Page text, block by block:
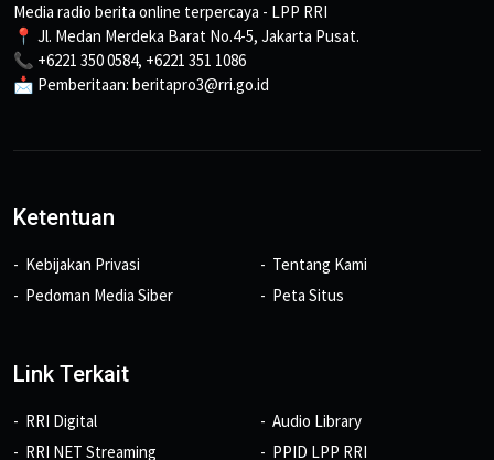
Media radio berita online terpercaya - LPP RRI
📍 Jl. Medan Merdeka Barat No.4-5, Jakarta Pusat.
📞 +6221 350 0584, +6221 351 1086
📩 Pemberitaan: beritapro3@rri.go.id
Ketentuan
Kebijakan Privasi
Pedoman Media Siber
Tentang Kami
Peta Situs
Link Terkait
RRI Digital
RRI NET Streaming
Audio Library
PPID LPP RRI